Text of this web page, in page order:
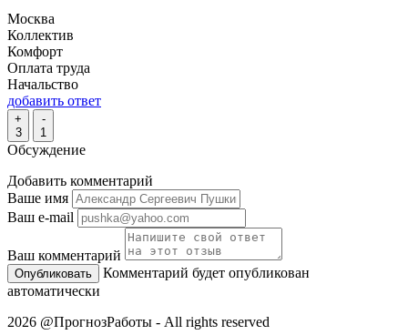
Москва
Коллектив
Комфорт
Оплата труда
Начальство
добавить ответ
+
3
-
1
Обсуждение
Добавить комментарий
Ваше имя
Ваш e-mail
Ваш комментарий
Комментарий будет опубликован
автоматически
2026 @ПрогнозРаботы - All rights reserved